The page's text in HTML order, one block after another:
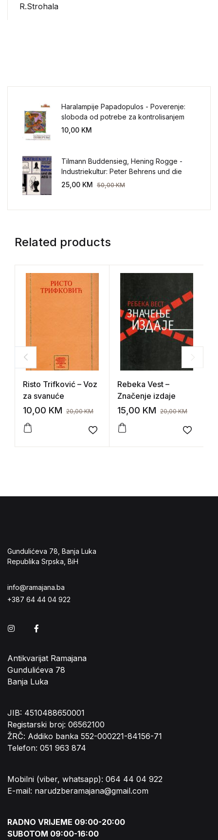
R.Strohala
Haralampije Papadopulos - Poverenje:
sloboda od potrebe za kontrolisanjem
sveta
10,00 KM
Tilmann Buddensieg, Hening Rogge -
Industriekultur: Peter Behrens und die
AEG 1907-1914.
25,00 KM 50,00KM
Related products
Risto Trifković – Voz
za svanuće
10,00 KM 20,00KM
Add to wishlist
Rebeka Vest –
Značenje izdaje
15,00 KM 20,00KM
Add to
Gundulićeva 78, Banja Luka
Republika Srpska, BiH
info@ramajana.ba
+387 64 44 04 922
Instagram
Antikvarijat Ramajana
Gundulićeva 78
Banja Luka
JIB: 4510488650001
Registarski broj: 06562100
ŽRČ: Addiko banka 552-000221-84156-71
Telefon: 051 963 874
Mobilni (viber, whatsapp): 064 44 04 922
E-mail: narudzberamajana@gmail.com
RADNO VRIJEME 09:00-20:00
SUBOTOM 09:00-16:00